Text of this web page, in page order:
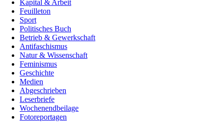
Kapital & Arbeit
Feuilleton
Sport
Politisches Buch
Betrieb & Gewerkschaft
Antifaschismus
Natur & Wissenschaft
Feminismus
Geschichte
Medien
Abgeschrieben
Leserbriefe
Wochenendbeilage
Fotoreportagen